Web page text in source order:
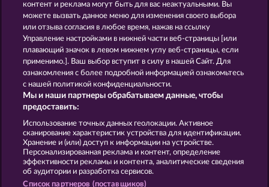
GATES OF ISHTAR
Правила КОНФИДЕНЦИАЛЬНОСТЬ
О компании Компания
Отправить Запрос об Отказе
контент и реклама могут быть для вас неактуальными. Вы
можете вызвать данное меню для изменения своего выбора
или отзыва согласия в любое время, нажав на ссылку
Управление настройками в нижней части веб-страницы [или
плавающий значок в левом нижнем углу веб-страницы, если
применимо.]. Ваш выбор вступит в силу в нашей Сайт. Для
ознакомления с более подробной информацией ознакомьтесь
с нашей политикой конфиденциальности.
Мы и наши партнеры обрабатываем данные, чтобы
предоставить:
Использование точных данных геолокации. Активное
сканирование характеристик устройства для идентификации.
Хранение и (или) доступ к информации на устройстве.
Персонализированная реклама и контент, определение
эффективности рекламы и контента, аналитические сведения
об аудитории и разработка сервисов.
Список партнеров (поставщиков)